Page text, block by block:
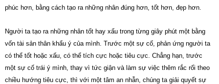
phúc hơn, bằng cách tạo ra những nhân đúng hơn, tốt hơn, đẹp hơn.
Người ta tạo ra những nhân tốt hay xấu trong từng giây phút một bằng
vốn tài sản thân khẩu ý của mình. Trước một sự cố, phản ứng người ta
có thể tốt hoặc xấu, có thể tích cực hoặc tiêu cực. Chẳng hạn, trước
một sự cố trái ý mình, thay vì tức giận và làm sự việc thêm rắc rối theo
chiều hướng tiêu cực, thì với một tâm an nhẫn, chúng ta giải quyết sự